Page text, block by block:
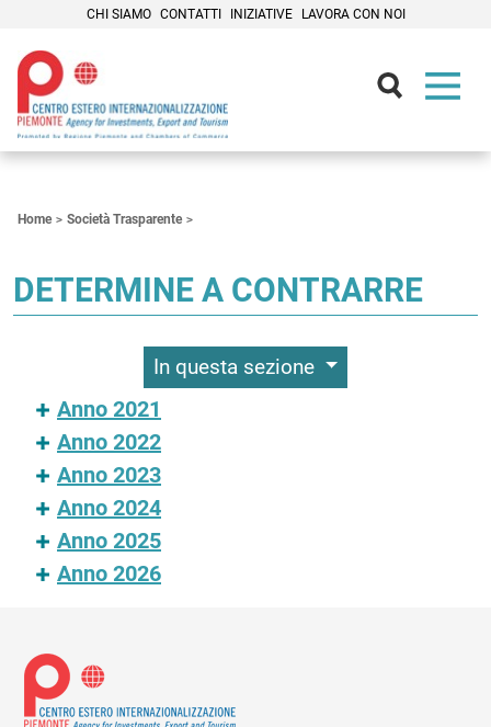
CHI SIAMO CONTATTI INIZIATIVE LAVORA CON NOI
Home Società Trasparente
DETERMINE A CONTRARRE
In questa sezione
Anno 2021
Anno 2022
Anno 2023
Anno 2024
Anno 2025
Anno 2026